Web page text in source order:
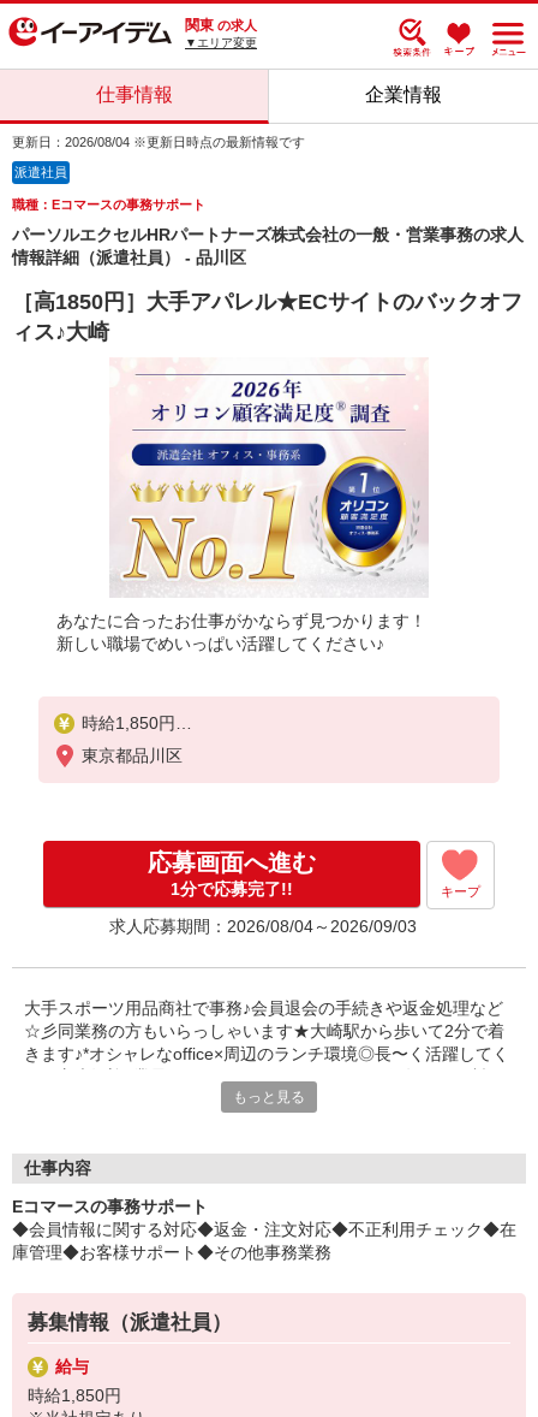
関東 の求人
▼エリア変更
仕事情報 企業情報
更新日：2026/08/04 ※更新日時点の最新情報です
派遣社員
職種：Eコマースの事務サポート
パーソルエクセルHRパートナーズ株式会社の一般・営業事務の求人
情報詳細（派遣社員） - 品川区
［高1850円］大手アパレル★ECサイトのバックオフ
ィス♪大崎
あなたに合ったお仕事がかならず見つかります！
新しい職場でめいっぱい活躍してください♪
時給1,850円
※当社規定あり
東京都品川区
応募画面へ進む
1分で応募完了!! キープ
求人応募期間：2026/08/04～2026/09/03
大手スポーツ用品商社で事務♪会員退会の手続きや返金処理など
☆彡同業務の方もいらっしゃいます★大崎駅から歩いて2分で着
きます♪*オシャレなoffice×周辺のランチ環境◎長〜く活躍してく
「応募するか悩む…」
そんな方も安心してご応募ください。
しっかりお話を聞いて頂いてから
選考に進むかどうか考えていただけます◎
私達がご希望に合ったお仕事をご紹介します。
・結婚を機に働き方を変えたい
・出産後も働ける仕事に就きたい
もっと見る
仕事内容
Eコマースの事務サポート
◆会員情報に関する対応◆返金・注文対応◆不正利用チェック◆在
庫管理◆お客様サポート◆その他事務業務
募集情報（派遣社員）
給与
時給1,850円